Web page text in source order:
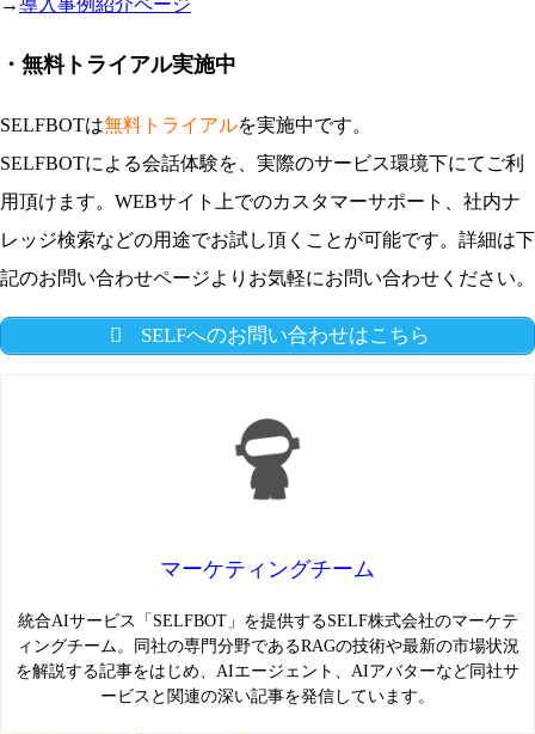
・無料トライアル実施中
SELFBOTは無料トライアルを実施中です。
SELFBOTによる会話体験を、実際のサービス環境下にてご利
用頂けます。WEBサイト上でのカスタマーサポート、社内ナ
レッジ検索などの用途でお試し頂くことが可能です。詳細は下
記のお問い合わせページよりお気軽にお問い合わせください。
SELFへのお問い合わせはこちら
マーケティングチーム
統合AIサービス「SELFBOT」を提供するSELF株式会社のマーケテ
ィングチーム。同社の専門分野であるRAGの技術や最新の市場状況
を解説する記事をはじめ、AIエージェント、AIアバターなど同社サ
ービスと関連の深い記事を発信しています。